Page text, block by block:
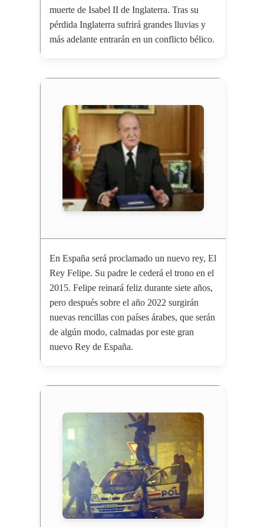
muerte de Isabel II de Inglaterra. Tras su
pérdida Inglaterra sufrirá grandes lluvias y
más adelante entrarán en un conflicto bélico.
En España será proclamado un nuevo rey, El
Rey Felipe. Su padre le cederá el trono en el
2015. Felipe reinará feliz durante siete años,
pero después sobre el año 2022 surgirán
nuevas rencillas con países árabes, que serán
de algún modo, calmadas por este gran
nuevo Rey de España.